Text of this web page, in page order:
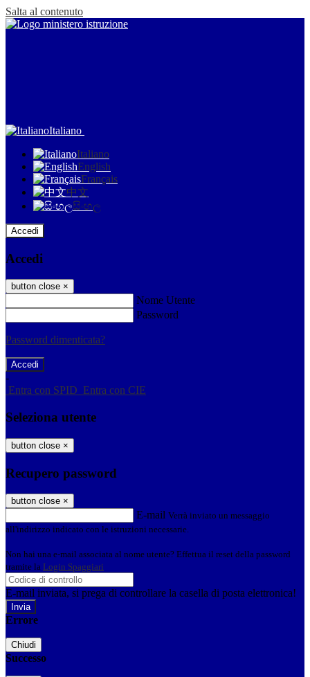
Salta al contenuto
Italiano
Italiano
English
Français
中文
සිංහල
Accedi
Accedi
button close ×
Nome Utente
Password
Password dimenticata?
-
Entra con SPID Entra con CIE
Seleziona utente
button close ×
Recupero password
button close ×
E-mail Verrà inviato un messaggio
all'indirizzo indicato con le istruzioni necessarie.
Non hai una e-mail associata al nome utente? Effettua il reset della password
tramite la Login Spaggiari
E-mail inviata, si prega di controllare la casella di posta elettronica!
Errore
Chiudi
Successo